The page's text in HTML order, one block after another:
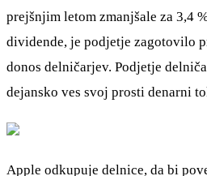
prejšnjim letom zmanjšale za 3,4
dividende, je podjetje zagotovilo
donos delničarjev. Podjetje
dejansko ves svoj prosti denarni
Apple odkupuje delnice, da bi